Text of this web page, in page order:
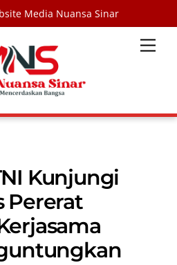
Media Nuansa Sinar
Kunjungi
Pererat